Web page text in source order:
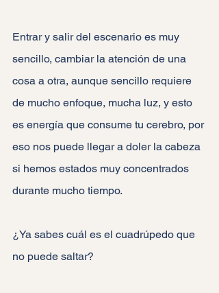
Entrar y salir del escenario es muy
sencillo, cambiar la atención de una
cosa a otra, aunque sencillo requiere
de mucho enfoque, mucha luz, y esto
es energía que consume tu cerebro, por
eso nos puede llegar a doler la cabeza
si hemos estados muy concentrados
durante mucho tiempo.
¿Ya sabes cuál es el cuadrúpedo que
no puede saltar?